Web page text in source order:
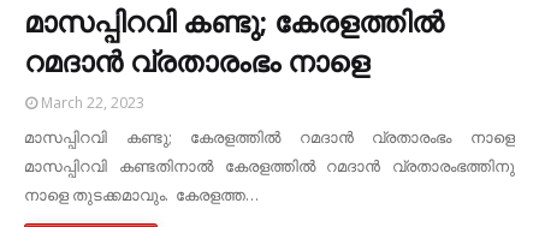
മാസപ്പിറവി കണ്ടു; കേരളത്തില്‍
റമദാന്‍ വ്രതാരംഭം നാളെ
March 22, 2023
മാസപ്പിറവി കണ്ടു; കേരളത്തില്‍ റമദാന്‍ വ്രതാരംഭം നാളെ
മാസപ്പിറവി കണ്ടതിനാല്‍ കേരളത്തില്‍ റമദാന്‍ വ്രതാരംഭത്തിനു
നാളെ തുടക്കമാവും. കേരളത്ത…